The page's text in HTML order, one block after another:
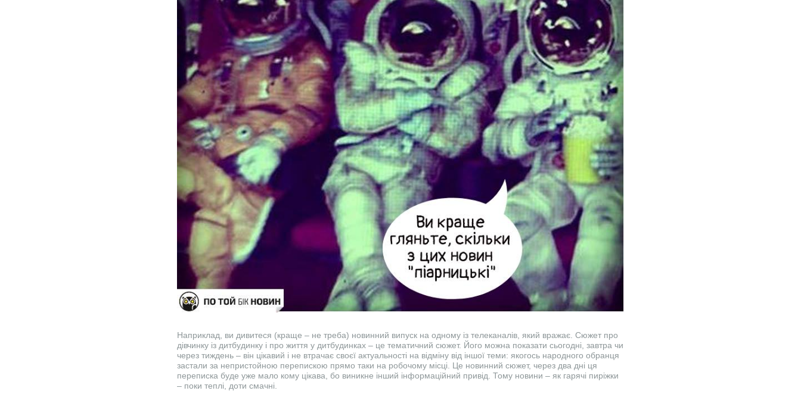
Наприклад, ви дивитеся (краще – не треба) новинний випуск на одному із телеканалів, який вражає. Сюжет про
дівчинку із дитбудинку і про життя у дитбудинках – це тематичний сюжет. Його можна показати сьогодні, завтра чи
через тиждень – він цікавий і не втрачає своєї актуальності на відміну від іншої теми: якогось народного обранця
застали за непристойною перепискою прямо таки на робочому місці. Це новинний сюжет, через два дні ця
переписка буде уже мало кому цікава, бо виникне інший інформаційний привід. Тому новини – як гарячі пиріжки
– поки теплі, доти смачні.